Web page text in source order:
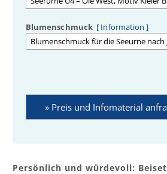
Blumenschmuck[ Information ]
Persönlich und würdevoll: